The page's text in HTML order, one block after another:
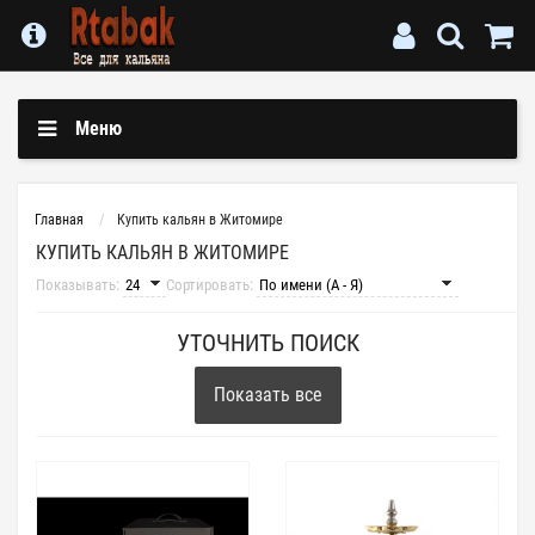
Меню
Главная Купить кальян в Житомире
КУПИТЬ КАЛЬЯН В ЖИТОМИРЕ
Показывать: Сортировать:
УТОЧНИТЬ ПОИСК
Показать все